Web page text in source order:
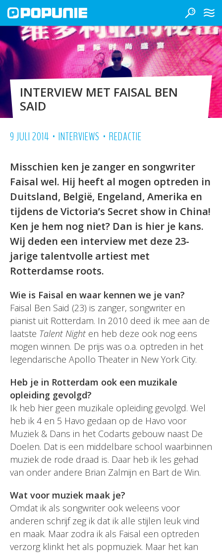
INTERVIEW MET FAISAL BEN
SAID
9 JULI 2014 • INTERVIEWS • REDACTIE
Misschien ken je zanger en songwriter
Faisal wel. Hij heeft al mogen optreden in
Duitsland, België, Engeland, Amerika en
tijdens de Victoria’s Secret show in China!
Ken je hem nog niet? Dan is hier je kans.
Wij deden een interview met deze 23-
jarige talentvolle artiest met
Rotterdamse roots.
Wie is Faisal en waar kennen we je van?
Faisal Ben Said (23) is zanger, songwriter en
pianist uit Rotterdam. In 2010 deed ik mee aan de
laatste Talent Night en heb deze ook nog eens
mogen winnen. De prijs was o.a. optreden in het
legendarische Apollo Theater in New York City.
Heb je in Rotterdam ook een muzikale
opleiding gevolgd?
Ik heb hier geen muzikale opleiding gevolgd. Wel
heb ik 4 en 5 Havo gedaan op de Havo voor
Muziek & Dans in het Codarts gebouw naast De
Doelen. Dat is een middelbare school waarbinnen
muziek de rode draad is. Daar heb ik les gehad
van onder andere Brian Zalmijn en Bart de Win.
Wat voor muziek maak je?
Omdat ik als songwriter ook weleens voor
anderen schrijf zeg ik dat ik alle stijlen leuk vind
en maak. Maar zodra ik als Faisal een optreden
verzorg klinkt het als popmuziek. Maar het kan